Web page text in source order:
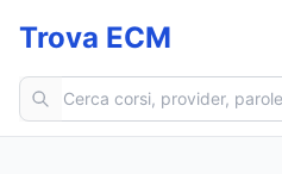
Trova ECM
Cerca corsi ECM